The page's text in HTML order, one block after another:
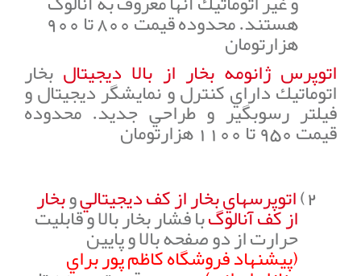
هستند. محدوده قيمت 800 تا 900
هزارتومان
اتوپرس ژانومه بخار از بالا ديجيتال بخار
اتوماتيك داراي كنترل و نمايشگر ديجيتال و
فيلتر رسوبگير و طراحي جديد.محدوده
قيمت 950 تا 1100
هزارتومان
2) اتوپرسهاي بخار از كف ديجيتاليوبخار
از كف آنالوگبا فشار بخار بالا و قابليت
حرارت از دو صفحه بالا و پايين
(پيشنهاد فروشگاه كاظم پور براي